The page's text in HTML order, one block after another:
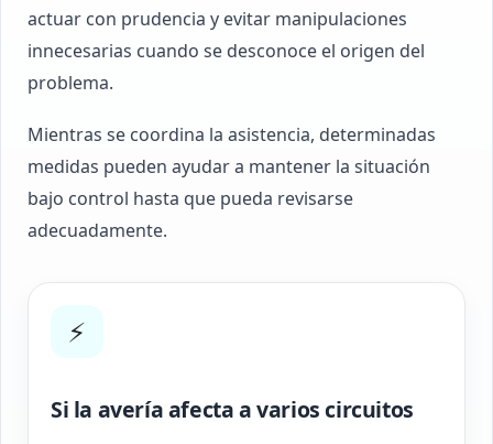
actuar con prudencia y evitar manipulaciones
innecesarias cuando se desconoce el origen del
problema.
Mientras se coordina la asistencia, determinadas
medidas pueden ayudar a mantener la situación
bajo control hasta que pueda revisarse
adecuadamente.
⚡
Si la avería afecta a varios circuitos